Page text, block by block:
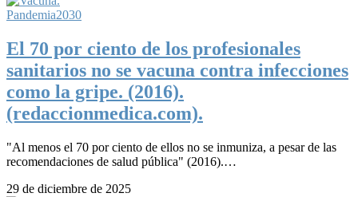
Pandemia2030
El 70 por ciento de los profesionales
sanitarios no se vacuna contra infecciones
como la gripe. (2016).
(redaccionmedica.com).
"Al menos el 70 por ciento de ellos no se inmuniza, a pesar de las
recomendaciones de salud pública" (2016).…
29 de diciembre de 2025